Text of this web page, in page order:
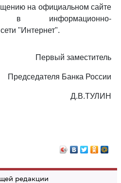
редакции
на официальном сайте
информационно-
"Интернет".
Первый заместитель
Председателя Банка России
Д.В.ТУЛИН